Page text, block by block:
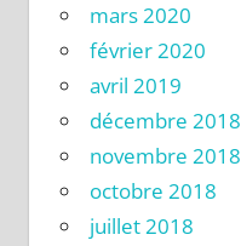
mars 2020
février 2020
avril 2019
décembre 2018
novembre 2018
octobre 2018
juillet 2018